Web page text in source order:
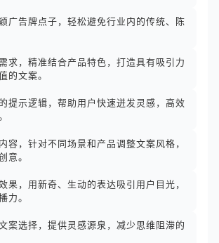
广告牌点子，轻松避免行业内的传统、陈
求，精准结合产品特色，打造具有吸引力
的文案。
提示逻辑，帮助用户快速迸发灵感，高效
容，针对不同场景和产品调整文案风格，
意。
果，用新奇、生动的表达吸引用户目光，
力。
案选择，提供灵感源泉，减少思维阻滞的